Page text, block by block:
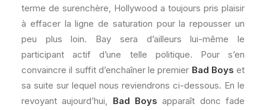
terme de surenchère, Hollywood a toujours pris plaisir
à effacer la ligne de saturation pour la repousser un
peu plus loin. Bay sera d’ailleurs lui-même le
participant actif d’une telle politique. Pour s’en
convaincre il suffit d’enchaîner le premier Bad Boys et
sa suite sur lequel nous reviendrons ci-dessous. En le
revoyant aujourd’hui, Bad Boys apparaît donc fade